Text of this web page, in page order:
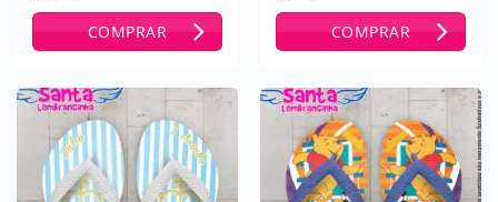
COMPRAR COMPRAR